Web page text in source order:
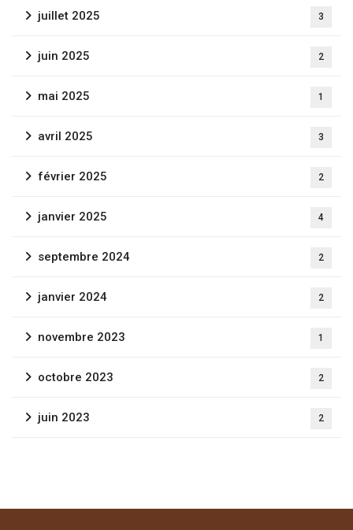
juillet 2025 3
juin 2025 2
mai 2025 1
avril 2025 3
février 2025 2
janvier 2025 4
septembre 2024 2
janvier 2024 2
novembre 2023 1
octobre 2023 2
juin 2023 2